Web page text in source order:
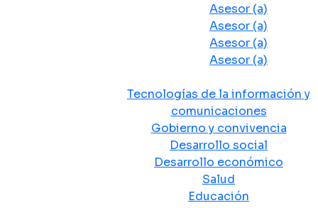
Asesor (a)
Asesor (a)
Asesor (a)
Asesor (a)
Tecnologías de la información y
comunicaciones
Gobierno y convivencia
Desarrollo social
Desarrollo económico
Salud
Educación